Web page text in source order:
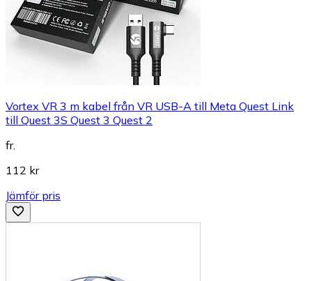
Vortex VR 3 m kabel från VR USB-A till Meta Quest Link
till Quest 3S Quest 3 Quest 2
fr.
112 kr
Jämför pris